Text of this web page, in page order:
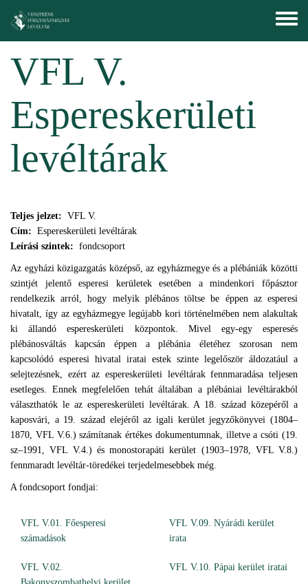
Toggle
menu
VFL V.
Espereskerületi
levéltárak
Teljes jelzet: VFL V.
Cím: Espereskerületi levéltárak
Leírási szintek: fondcsoport
Az egyházi közigazgatás középső, az egyházmegye és a plébániák közötti
szintjét jelentő esperesi kerületek esetében a mindenkori főpásztor
rendelkezik arról, hogy melyik plébános töltse be éppen az esperesi
hivatalt, így az egyházmegye legújabb kori történelmében nem alakultak
ki állandó espereskerületi központok. Mivel egy-egy esperesés
plébánosváltás kapcsán éppen a plébánia életéhez szorosan nem
kapcsolódó esperesi hivatal iratai estek szinte legelőször áldozatául a
selejtezésnek, ezért az espereskerületi levéltárak fennmaradása teljesen
esetleges. Ennek megfelelően tehát általában a plébániai levéltárakból
választhatók le az espereskerületi levéltárak. A 18. század közepéről a
kaposvári, a 19. század elejéről az igali kerület jegyzőkönyvei (1804–
1870, VFL V.6.) számítanak értékes dokumentumnak, illetve a csóti (19.
sz–1991, VFL V.4.) és monostorapáti kerület (1903–1978, VFL V.8.)
fennmaradt levéltár-töredékei terjedelmesebbek még.
A fondcsoport fondjai:
VFL V.01. Főesperesi
számadások
VFL V.02.
VFL V.09. Nyárádi kerület
irata
VFL V.10. Pápai kerület iratai